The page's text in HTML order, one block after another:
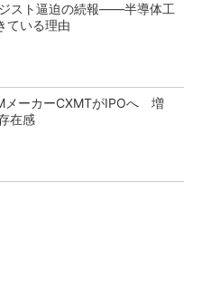
スト逼迫の続報――半導体工
ている理由
メーカーCXMTがIPOへ 増
在感